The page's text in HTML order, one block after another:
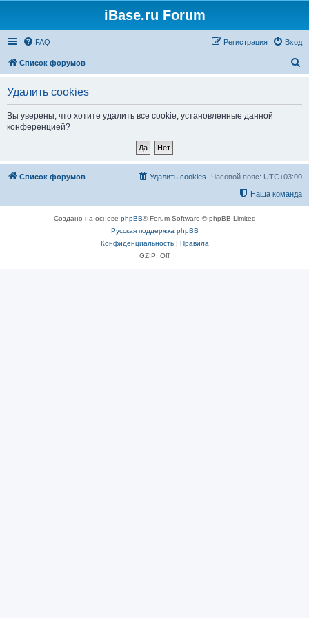
iBase.ru Forum
FAQ Вход
Регистрация
Список форумов
Удалить cookies
Вы уверены, что хотите удалить все cookie, установленные данной
конференцией?
Список форумов Часовой пояс: UTC+03:00
Удалить cookies
Наша команда
Создано на основе phpBB® Forum Software © phpBB Limited
Русская поддержка phpBB
Конфиденциальность| Правила
GZIP: Off